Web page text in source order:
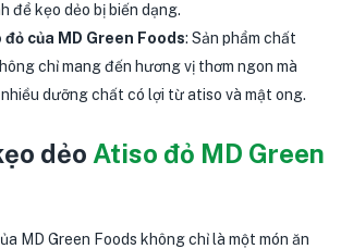
để kẹo dẻo bị biến dạng.
của MD Green Foods: Sản phẩm chất
chỉ mang đến hương vị thơm ngon mà
dưỡng chất có lợi từ atiso và mật ong.
dẻo Atiso đỏ MD Green
MD Green Foods không chỉ là một món ăn